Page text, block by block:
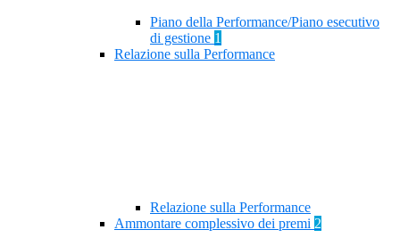
Piano della Performance/Piano esecutivo
di gestione 1
Relazione sulla Performance
Relazione sulla Performance
Ammontare complessivo dei premi 2